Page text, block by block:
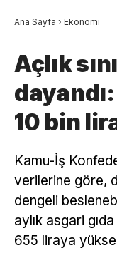
Ana Sayfa › Ekonomi
Açlık
10 bin
Kamu-İş
verilerine göre,
dengeli
aylık asgari gıda
655 liraya